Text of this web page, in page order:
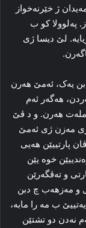
ژ خێرنه‌خواز
په‌لوولا کو ب
لێ دیسا ژی
یه‌ک، ئه‌مێ هه‌رن
هه‌گه‌ر ئه‌م
هه‌رن. و د ڤێ
مه‌زن ژی ئه‌مێ
پارتییێن هه‌یی
خوه‌ یێن
و ته‌ڤگه‌رێن
و مه‌زهه‌ب چ دبن
ب مه‌ را مابه‌،
نه‌دن دو تشتێن